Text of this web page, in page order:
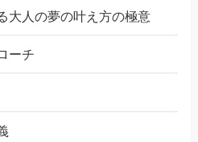
大人の夢の叶え方の極意
ーチ